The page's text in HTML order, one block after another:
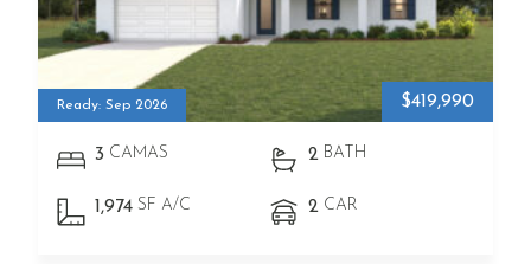
$419,990
Ready: Sep 2026
3 CAMAS 2 BATH
1,974 SF A/C 2 CAR